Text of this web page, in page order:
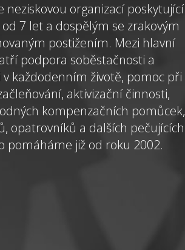
neziskovou organizací poskytující
7 let a dospělým se zrakovým
postižením. Mezi hlavní
podpora soběstačnosti a
každodenním životě, pomoc při
aktivizační činnosti,
kompenzačních pomůcek,
opatrovníků a dalších pečujících
pomáháme již od roku 2002.